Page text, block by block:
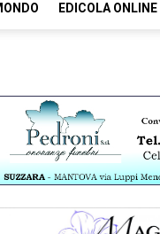
EDICOLA ONLINE